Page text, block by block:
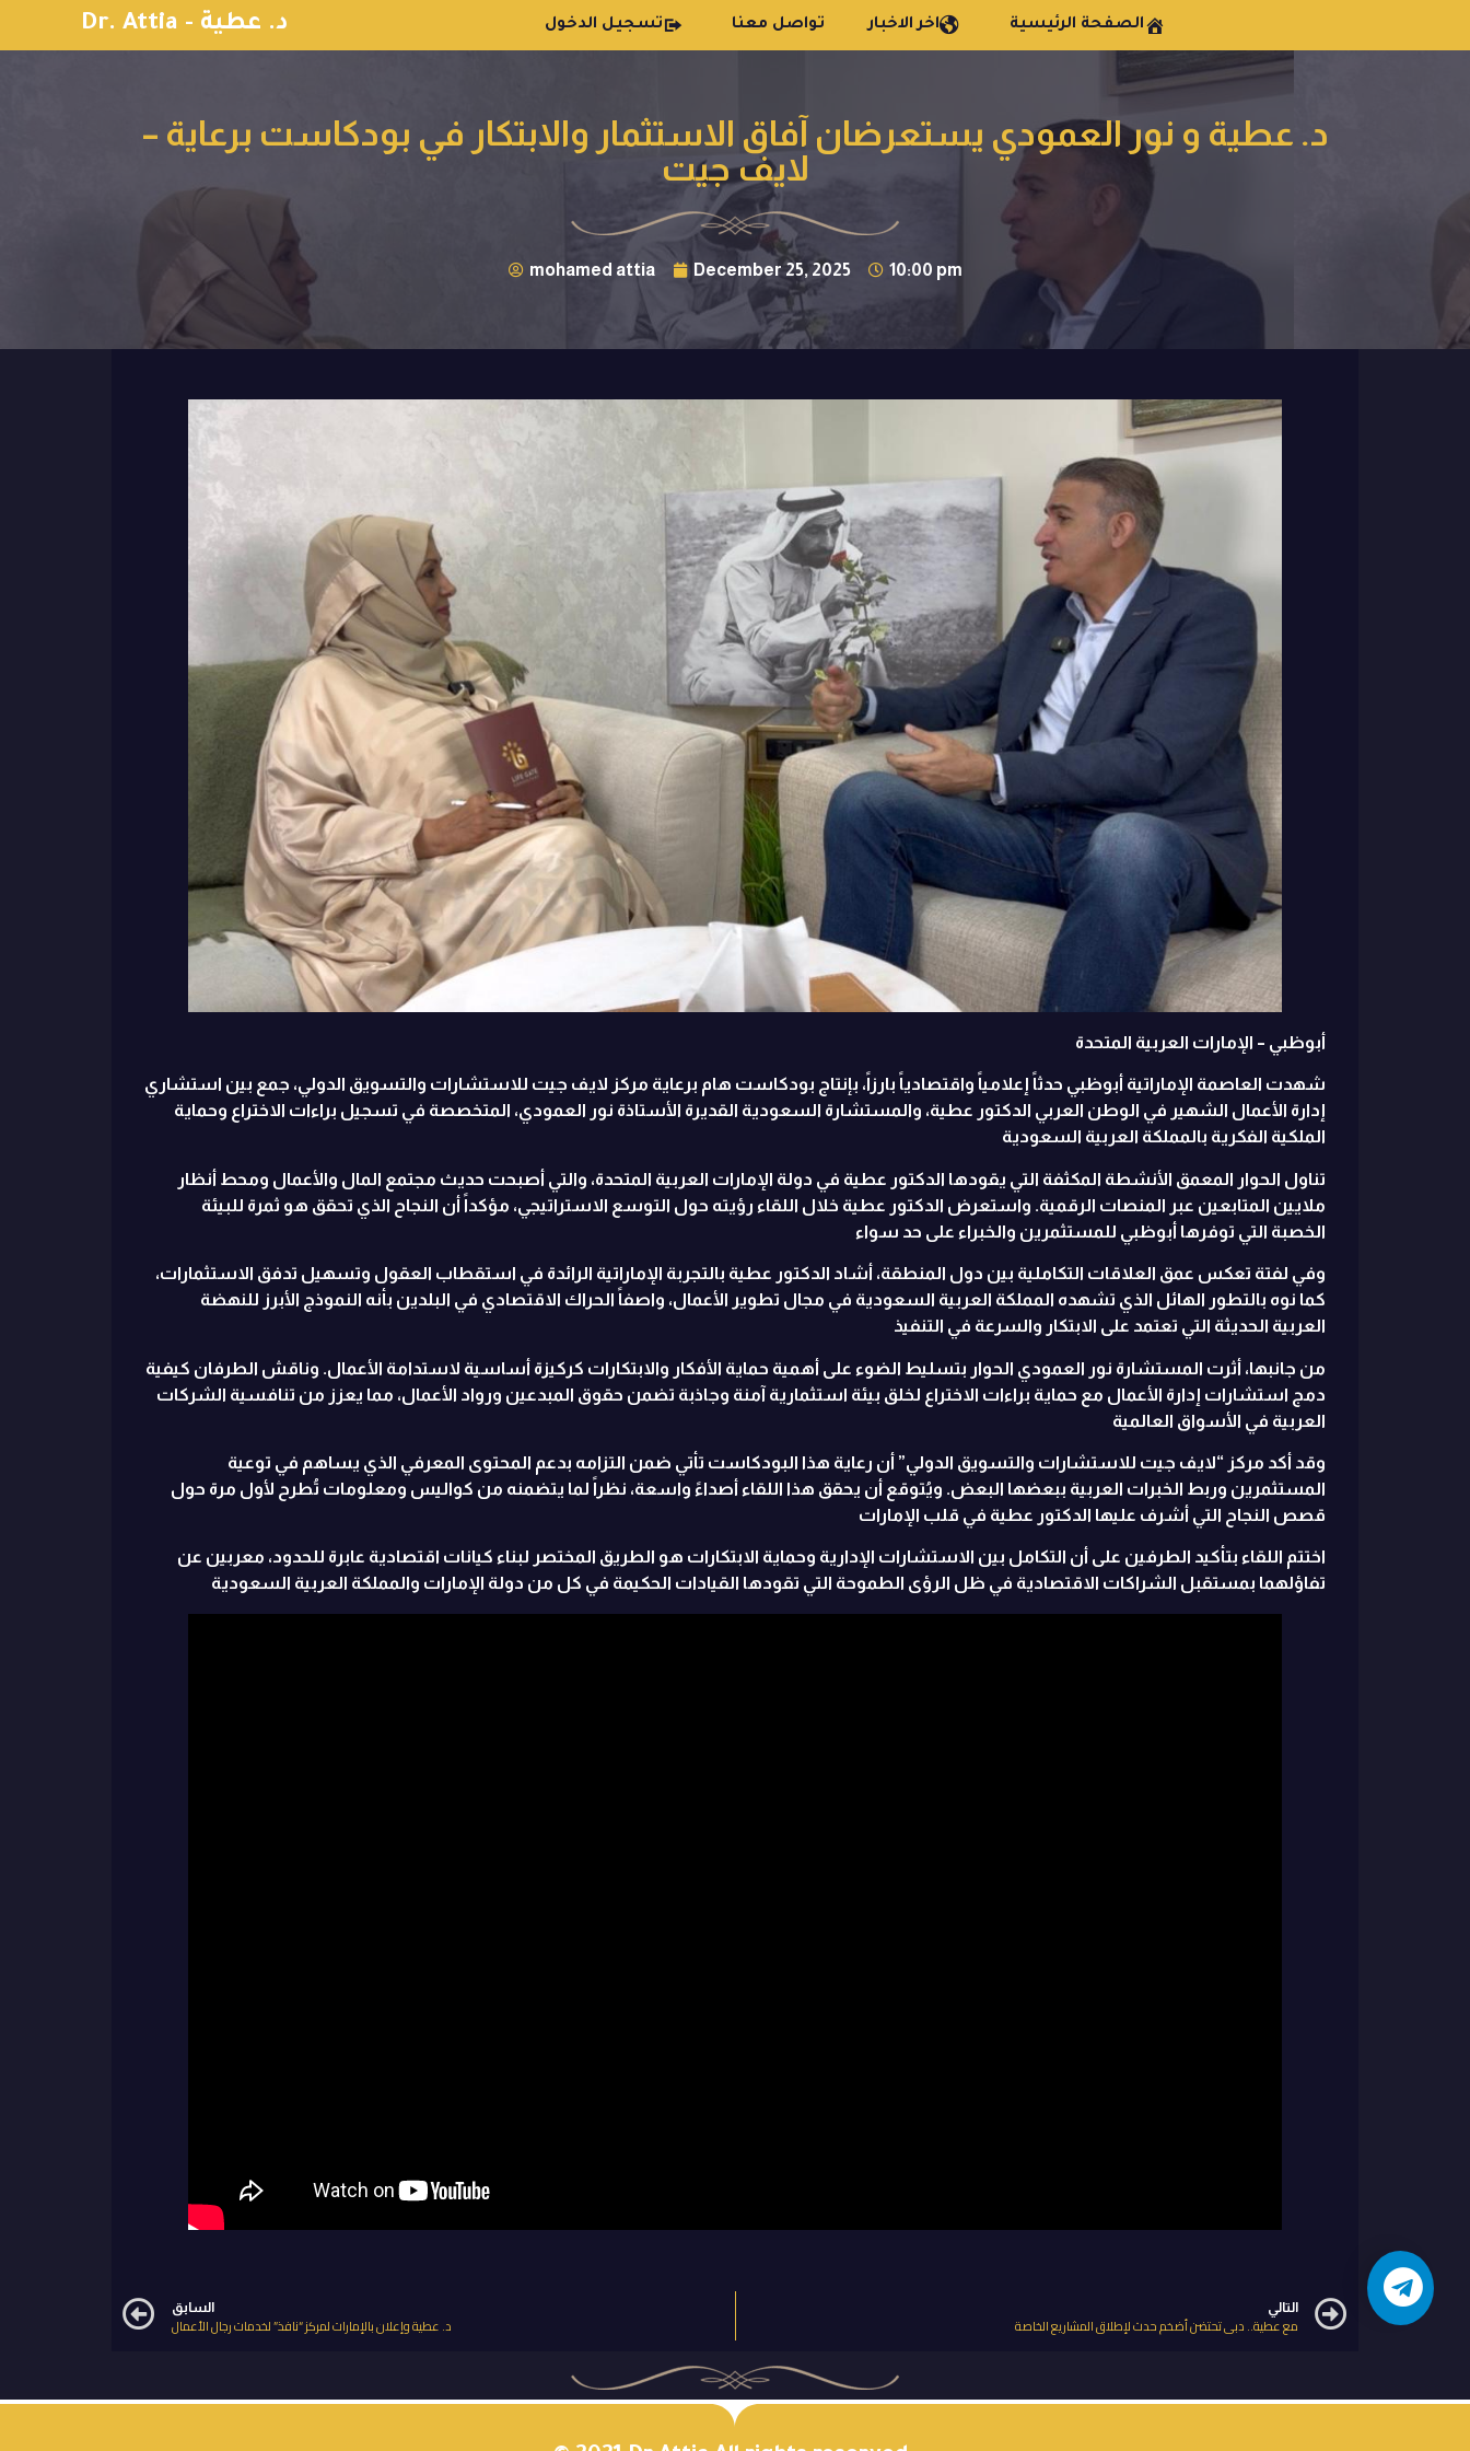
Dr. Attia - د. عطية الصفحة الرئيسية اخر الاخبار تواصل معنا تسجيل الدخول
د. عطية و نور العمودي يستعرضان آفاق الاستثمار والابتكار في بودكاست برعاية –
لايف جيت
mohamed attia December 25, 2025 10:00 pm
أبوظبي – الإمارات العربية المتحدة
شهدت العاصمة الإماراتية أبوظبي حدثاً إعلامياً واقتصادياً بارزاً، بإنتاج بودكاست هام برعاية مركز لايف جيت للاستشارات والتسويق الدولي، جمع بين استشاري
إدارة الأعمال الشهير في الوطن العربي الدكتور عطية، والمستشارة السعودية القديرة الأستاذة نور العمودي، المتخصصة في تسجيل براءات الاختراع وحماية
الملكية الفكرية بالمملكة العربية السعودية
تناول الحوار المعمق الأنشطة المكثفة التي يقودها الدكتور عطية في دولة الإمارات العربية المتحدة، والتي أصبحت حديث مجتمع المال والأعمال ومحط أنظار
ملايين المتابعين عبر المنصات الرقمية. واستعرض الدكتور عطية خلال اللقاء رؤيته حول التوسع الاستراتيجي، مؤكداً أن النجاح الذي تحقق هو ثمرة للبيئة
الخصبة التي توفرها أبوظبي للمستثمرين والخبراء على حد سواء
وفي لفتة تعكس عمق العلاقات التكاملية بين دول المنطقة، أشاد الدكتور عطية بالتجربة الإماراتية الرائدة في استقطاب العقول وتسهيل تدفق الاستثمارات،
كما نوه بالتطور الهائل الذي تشهده المملكة العربية السعودية في مجال تطوير الأعمال، واصفاً الحراك الاقتصادي في البلدين بأنه النموذج الأبرز للنهضة
العربية الحديثة التي تعتمد على الابتكار والسرعة في التنفيذ
من جانبها، أثرت المستشارة نور العمودي الحوار بتسليط الضوء على أهمية حماية الأفكار والابتكارات كركيزة أساسية لاستدامة الأعمال. وناقش الطرفان كيفية
دمج استشارات إدارة الأعمال مع حماية براءات الاختراع لخلق بيئة استثمارية آمنة وجاذبة تضمن حقوق المبدعين ورواد الأعمال، مما يعزز من تنافسية الشركات
العربية في الأسواق العالمية
وقد أكد مركز “لايف جيت للاستشارات والتسويق الدولي” أن رعاية هذا البودكاست تأتي ضمن التزامه بدعم المحتوى المعرفي الذي يساهم في توعية
المستثمرين وربط الخبرات العربية ببعضها البعض. ويُتوقع أن يحقق هذا اللقاء أصداءً واسعة، نظراً لما يتضمنه من كواليس ومعلومات تُطرح لأول مرة حول
قصص النجاح التي أشرف عليها الدكتور عطية في قلب الإمارات
اختتم اللقاء بتأكيد الطرفين على أن التكامل بين الاستشارات الإدارية وحماية الابتكارات هو الطريق المختصر لبناء كيانات اقتصادية عابرة للحدود، معربين عن
تفاؤلهما بمستقبل الشراكات الاقتصادية في ظل الرؤى الطموحة التي تقودها القيادات الحكيمة في كل من دولة الإمارات والمملكة العربية السعودية
السابق التالي
مع عطية.. دبي تحتضن أضخم حدث لإطلاق المشاريع الخاصة